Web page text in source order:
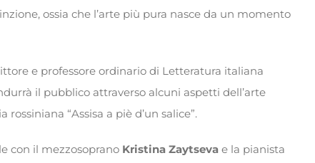
ossia che l’arte più pura nasce da un momento
e professore ordinario di Letteratura italiana
il pubblico attraverso alcuni aspetti dell’arte
“Assisa a piè d’un salice”.
con il mezzosoprano Kristina Zaytsevae la pianista